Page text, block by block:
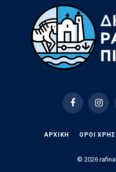
Facebook
ΑΡΧΙΚΗ ΟΡΟΙ
© 2026